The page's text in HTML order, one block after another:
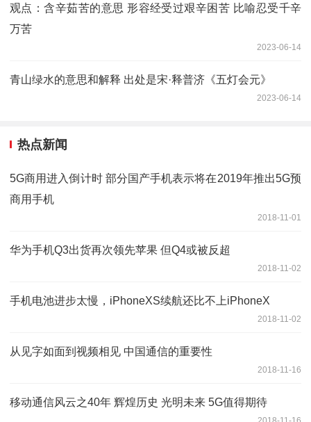
观点：含辛茹苦的意思 形容经受过艰辛困苦 比喻忍受千辛
万苦
2023-06-14
青山绿水的意思和解释 出处是宋·释普济《五灯会元》
2023-06-14
热点新闻
5G商用进入倒计时 部分国产手机表示将在2019年推出5G预
商用手机
2018-11-01
华为手机Q3出货再次领先苹果 但Q4或被反超
2018-11-02
手机电池进步太慢，iPhoneXS续航还比不上iPhoneX
2018-11-02
从见字如面到视频相见 中国通信的重要性
2018-11-16
移动通信风云之40年 辉煌历史 光明未来 5G值得期待